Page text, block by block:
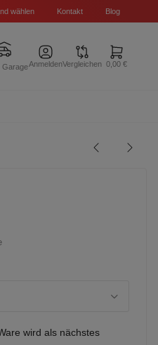
wählen Kontakt Blog
GarageAnmeldenVergleichen 0,00 €
wird als nächstes